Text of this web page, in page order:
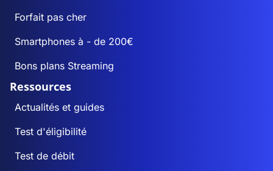
Forfait pas cher
Smartphones à - de 200€
Bons plans Streaming
Ressources
Actualités et guides
Test d'éligibilité
Test de débit